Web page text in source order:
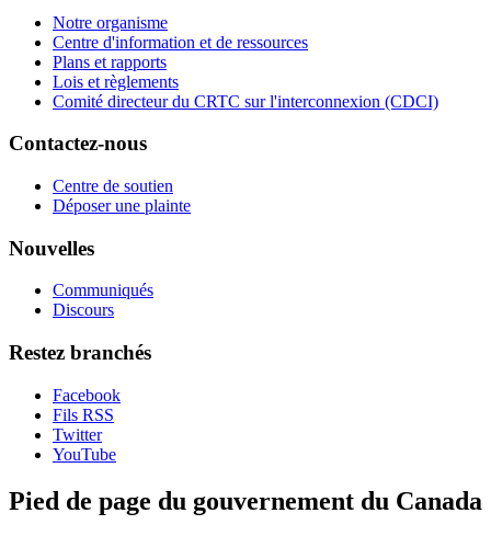
Notre organisme
Centre d'information et de ressources
Plans et rapports
Lois et règlements
Comité directeur du CRTC sur l'interconnexion (CDCI)
Contactez-nous
Centre de soutien
Déposer une plainte
Nouvelles
Communiqués
Discours
Restez branchés
Facebook
Fils RSS
Twitter
YouTube
Pied de page du gouvernement du Canada